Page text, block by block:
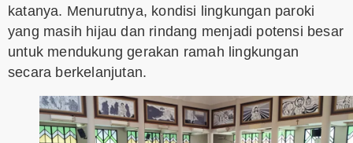
katanya. Menurutnya, kondisi lingkungan paroki
yang masih hijau dan rindang menjadi potensi besar
untuk mendukung gerakan ramah lingkungan
secara berkelanjutan.